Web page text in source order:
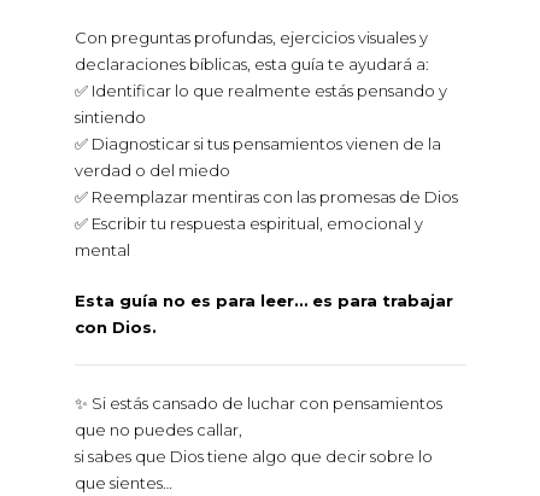
Con preguntas profundas, ejercicios visuales y
declaraciones bíblicas, esta guía te ayudará a:
✅ Identificar lo que realmente estás pensando y
sintiendo
✅ Diagnosticar si tus pensamientos vienen de la
verdad o del miedo
✅ Reemplazar mentiras con las promesas de Dios
✅ Escribir tu respuesta espiritual, emocional y
mental
Esta guía no es para leer… es para trabajar
con Dios.
✨ Si estás cansado de luchar con pensamientos
que no puedes callar,
si sabes que Dios tiene algo que decir sobre lo
que sientes…